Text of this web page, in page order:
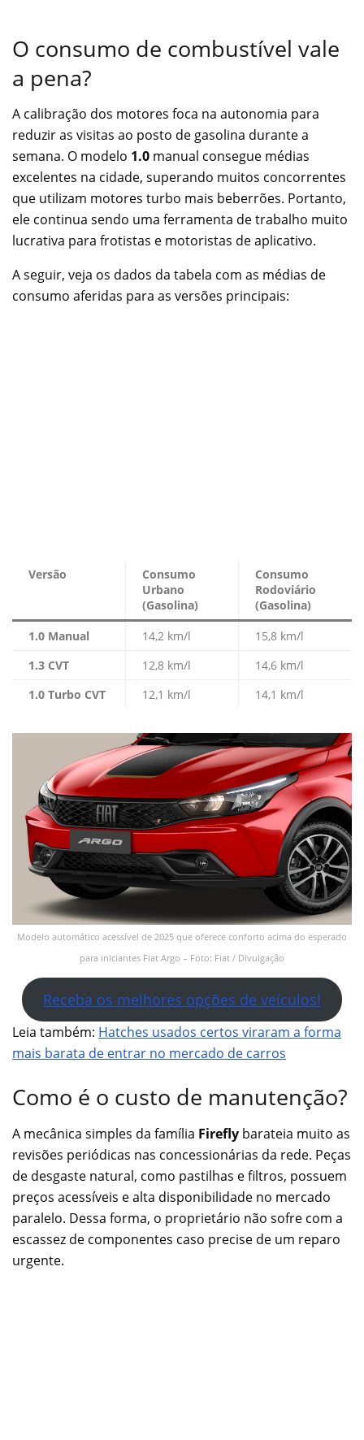
O consumo de combustível vale
a pena?
A calibração dos motores foca na autonomia para
reduzir as visitas ao posto de gasolina durante a
semana. O modelo 1.0 manual consegue médias
excelentes na cidade, superando muitos concorrentes
que utilizam motores turbo mais beberrões. Portanto,
ele continua sendo uma ferramenta de trabalho muito
lucrativa para frotistas e motoristas de aplicativo.
A seguir, veja os dados da tabela com as médias de
consumo aferidas para as versões principais:
Versão
Consumo
Urbano
(Gasolina)
Consumo
Rodoviário
(Gasolina)
1.0 Manual
14,2 km/l
15,8 km/l
1.3 CVT
12,8 km/l
14,6 km/l
1.0 Turbo CVT
12,1 km/l 14,1 km/l
Modelo automático acessível de 2025 que oferece conforto acima do esperado
para iniciantes Fiat Argo – Foto: Fiat / Divulgação
Receba os melhores opções de veículos!
Leia também: Hatches usados certos viraram a forma
mais barata de entrar no mercado de carros
Como é o custo de manutenção?
A mecânica simples da família Firefly barateia muito as
revisões periódicas nas concessionárias da rede. Peças
de desgaste natural, como pastilhas e filtros, possuem
preços acessíveis e alta disponibilidade no mercado
paralelo. Dessa forma, o proprietário não sofre com a
escassez de componentes caso precise de um reparo
urgente.